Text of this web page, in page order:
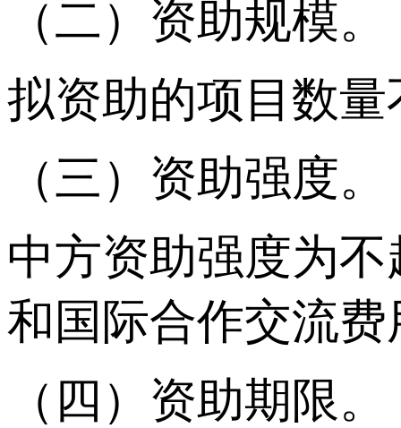
（二）资助规模。
拟资助的项目数
（三）资助强度。
中方资助强度为
和国际合作交流费
（四）资助期限。